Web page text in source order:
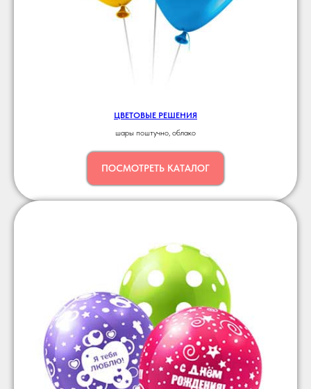
ЦВЕТОВЫЕ РЕШЕНИЯ
шары поштучно, облако
ПОСМОТРЕТЬ КАТАЛОГ